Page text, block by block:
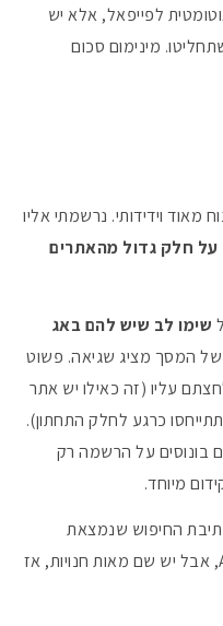
לפייפאל, אלא יש
מינימום סכום
מאוד וידידותי. נרשמתי אליו
על חלק גדול מהאתרים
שימו לב שיש להם באג
של המסך מציג שגיאה. פשוט
עליו (זה כאילו יש אתר
כרגע לחלק התחתון).
בונוסים על הרשמה רק
מיוחד.
החיפוש שנמצאת
במרכז העמוד. יש גם חיפוש לפי ABC, אבל יש שם מאות חנויות, אז